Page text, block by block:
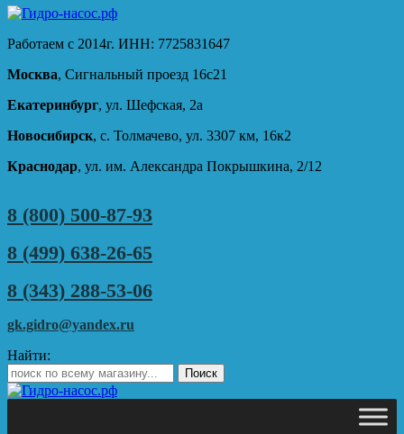
Работаем с 2014г. ИНН: 7725831647
Москва, Сигнальный проезд 16с21
Екатеринбург, ул. Шефская, 2а
Новосибирск, с. Толмачево, ул. 3307 км, 16к2
Краснодар, ул. им. Александра Покрышкина, 2/12
8 (800) 500-87-93
8 (499) 638-26-65
8 (343) 288-53-06
gk.gidro@yandex.ru
Найти: